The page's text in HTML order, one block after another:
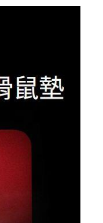
大尺寸滑鼠墊 薰衣
紫
$635